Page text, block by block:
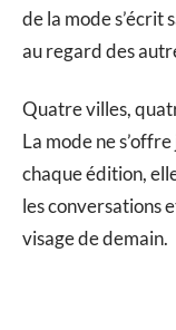
de la mode s’écrit
au regard des
Quatre villes,
La mode ne
chaque édition,
les conversations
visage de demain.